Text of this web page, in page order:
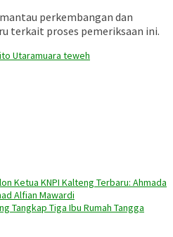
perkembangan dan
terkait proses pemeriksaan ini.
Utaramuara teweh
Ketua KNPI Kalteng Terbaru: Ahmada
Alfian Mawardi
Tangkap Tiga Ibu Rumah Tangga